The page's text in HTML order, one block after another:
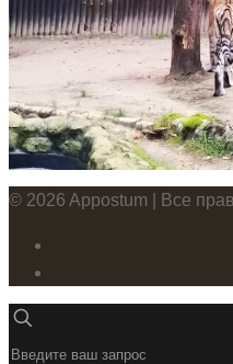
© 2026 Appostum | Все